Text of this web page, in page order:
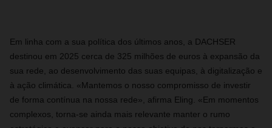
Em linha com a sua política dos últimos anos, a DACHSER
destinou em 2025 cerca de 325 milhões de euros à expansão da
sua rede, ao desenvolvimento das suas equipas, à digitalização e
à ação climática. «Mantemos o nosso compromisso de investir
de forma contínua na nossa rede», afirma Eling. «Em momentos
complexos, torna‑se ainda mais relevante manter o rumo